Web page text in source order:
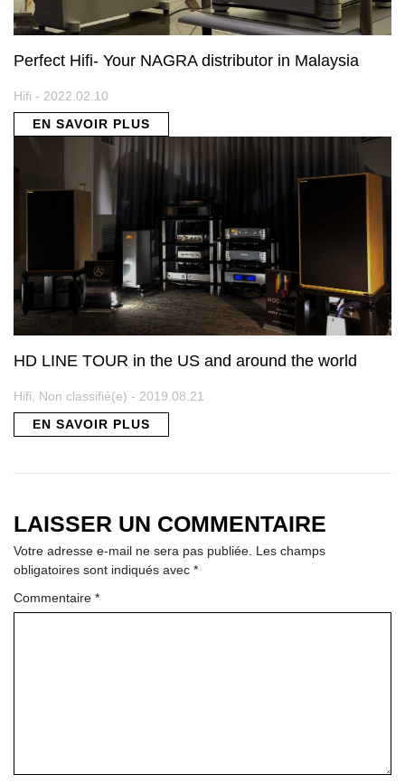
Perfect Hifi- Your NAGRA distributor in Malaysia
Hifi - 2022.02.10
EN SAVOIR PLUS
HD LINE TOUR in the US and around the world
Hifi, Non classifié(e) - 2019.08.21
EN SAVOIR PLUS
LAISSER UN COMMENTAIRE
Votre adresse e-mail ne sera pas publiée. Les champs
obligatoires sont indiqués avec *
Commentaire *